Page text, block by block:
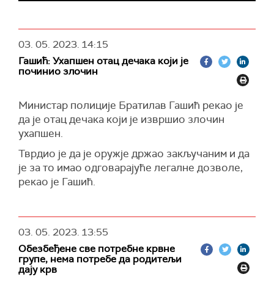
03. 05. 2023. 14:15
Гашић: Ухапшен отац дечака који је
починио злочин
Министар полиције Братилав Гашић рекао је
да је отац дечака који је извршио злочин
ухапшен.
Тврдио је да је оружје држао закључаним и да
је за то имао одговарајуће легалне дозволе,
рекао је Гашић.
03. 05. 2023. 13:55
Обезбеђене све потребне крвне
групе, нема потребе да родитељи
дају крв